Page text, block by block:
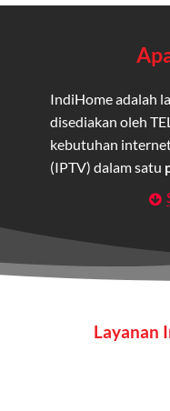
IndiHome adalah
disediakan oleh
kebutuhan
(IPTV) dalam satu
Layanan Wifi
maupun individu
hiburan berkualitas
pengguna rumah
Layanan